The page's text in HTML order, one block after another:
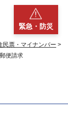
緊急・防災
民票・マイナンバー >
便請求